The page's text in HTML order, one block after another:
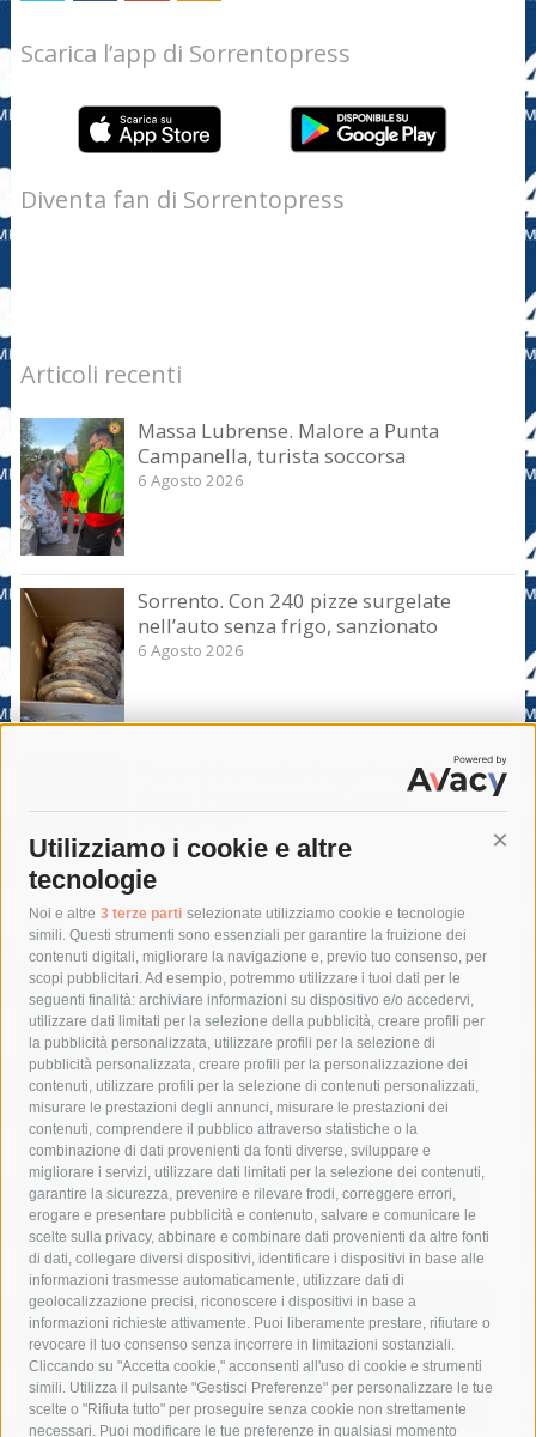
Utilizziamo i cookie e altre
tecnologie
Noi e altre 3 terze parti selezionate utilizziamo cookie e tecnologie
simili. Questi strumenti sono essenziali per garantire la fruizione dei
contenuti digitali, migliorare la navigazione e, previo tuo consenso, per
scopi pubblicitari. Ad esempio, potremmo utilizzare i tuoi dati per le
seguenti finalità: archiviare informazioni su dispositivo e/o accedervi,
utilizzare dati limitati per la selezione della pubblicità, creare profili per
la pubblicità personalizzata, utilizzare profili per la selezione di
pubblicità personalizzata, creare profili per la personalizzazione dei
contenuti, utilizzare profili per la selezione di contenuti personalizzati,
misurare le prestazioni degli annunci, misurare le prestazioni dei
contenuti, comprendere il pubblico attraverso statistiche o la
combinazione di dati provenienti da fonti diverse, sviluppare e
migliorare i servizi, utilizzare dati limitati per la selezione dei contenuti,
garantire la sicurezza, prevenire e rilevare frodi, correggere errori,
erogare e presentare pubblicità e contenuto, salvare e comunicare le
scelte sulla privacy, abbinare e combinare dati provenienti da altre fonti
di dati, collegare diversi dispositivi, identificare i dispositivi in base alle
informazioni trasmesse automaticamente, utilizzare dati di
geolocalizzazione precisi, riconoscere i dispositivi in base a
informazioni richieste attivamente. Puoi liberamente prestare, rifiutare o
revocare il tuo consenso senza incorrere in limitazioni sostanziali.
Cliccando su "Accetta cookie," acconsenti all'uso di cookie e strumenti
simili. Utilizza il pulsante "Gestisci Preferenze" per personalizzare le tue
scelte o "Rifiuta tutto" per proseguire senza cookie non strettamente
necessari. Puoi modificare le tue preferenze in qualsiasi momento
Scarica l’app di Sorrentopress
Diventa fan di Sorrentopress
Articoli recenti
Massa Lubrense. Malore a Punta
Campanella, turista soccorsa
6 Agosto 2026
Sorrento. Con 240 pizze surgelate
nell’auto senza frigo, sanzionato
6 Agosto 2026
Piano di Sorrento. Dopo il restyling
riapre il campo di via Ciampa
Tag
acqua allerta meteo
anas
area marina protetta di punta campanella
arresto
Asl Napoli 3 sud
capitaneria di porto capri
carabinieri
castellammare di stabia
circumvesuviana
comune di sorrento
concerto
contagi
costiera amalfitana
covid-19 eav
elezioni
fondazione sorrento
gori guardia costiera
incidente
lavori
lorenzo balducelli mare
massa lubrense
massimo coppola
Meta napoli
ordinanza
penisola sorrentina
piano di sorrento
polizia municipale
protezione civile
Regione Campania
sant'agnello
sindaco cuomo
sorrento studenti temporali
treni
turismo
Vico Equense villa fiorentino vincenzo de luca